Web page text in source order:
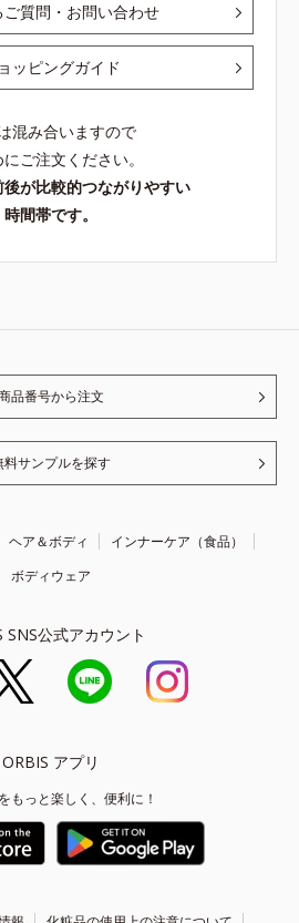
ご質問・お問い合わせ
ッピングガイド
混み合いますので
ご注文ください。
が比較的つながりやすい
時間帯です。
品番号から注文
料サンプルを探す
ヘア＆ボディ
インナーケア（食品）
ボディウェア
SNS公式アカウント
ORBIS アプリ
もっと楽しく、便利に！